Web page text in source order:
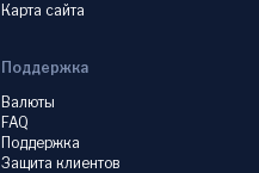
Карта сайта
Поддержка
Валюты
FAQ
Поддержка
Защита клиентов